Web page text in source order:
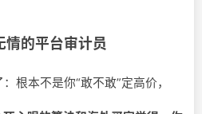
情的平台审计员
根本不是你“敢不敢”定高价，